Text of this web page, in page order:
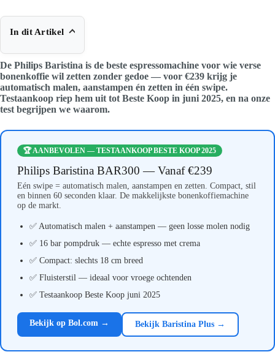
In dit Artikel
De Philips Baristina is de beste espressomachine voor wie verse
bonenkoffie wil zetten zonder gedoe — voor €239 krijg je
automatisch malen, aanstampen én zetten in één swipe.
Testaankoop riep hem uit tot Beste Koop in juni 2025, en na onze
test begrijpen we waarom.
🏆 AANBEVOLEN — TESTAANKOOP BESTE KOOP 2025
Philips Baristina BAR300 — Vanaf €239
Eén swipe = automatisch malen, aanstampen en zetten. Compact, stil
en binnen 60 seconden klaar. De makkelijkste bonenkoffiemachine
op de markt.
✅ Automatisch malen + aanstampen — geen losse molen nodig
✅ 16 bar pompdruk — echte espresso met crema
✅ Compact: slechts 18 cm breed
✅ Fluisterstil — ideaal voor vroege ochtenden
✅ Testaankoop Beste Koop juni 2025
Bekijk op Bol.com → Bekijk Baristina Plus →